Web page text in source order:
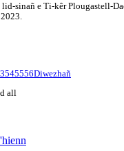
lid-sinañ e Ti-kêr Plougastell-
545556Diwezhañ
all